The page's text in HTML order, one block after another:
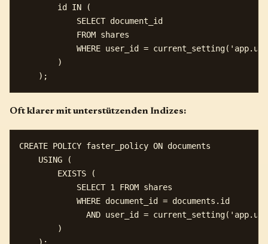
        id IN (
            SELECT document_id
            FROM shares
WHERE user_id =
        )
Oft klarer mit unterstützenden Indizes:
CREATE POLICY faster_policy ON documents
    USING (
        EXISTS (
            SELECT 1 FROM shares
            WHERE document_id = documents.id
AND user_id =
        )